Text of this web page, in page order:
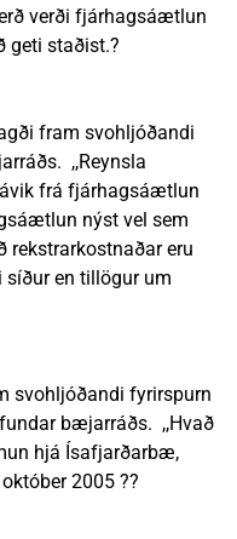
verði fjárhagsáætlun
geti staðist.?
fram svohljóðandi
,,Reynsla
frá fjárhagsáætlun
nýst vel sem
eru
en tillögur um
svohljóðandi fyrirspurn
bæjarráðs. ,,Hvað
hjá Ísafjarðarbæ,
2005 ??